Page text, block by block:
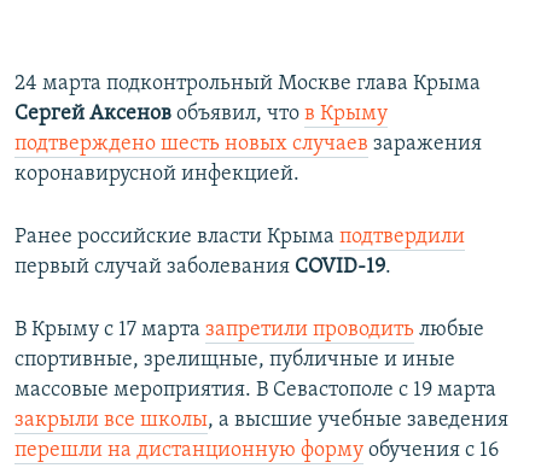
24 марта подконтрольный Москве глава Крыма
Сергей Аксенов объявил, что в Крыму
подтверждено шесть новых случаев заражения
коронавирусной инфекцией.
Ранее российские власти Крыма подтвердили
первый случай заболевания COVID-19.
В Крыму с 17 марта запретили проводить любые
спортивные, зрелищные, публичные и иные
массовые мероприятия. В Севастополе с 19 марта
закрыли все школы, а высшие учебные заведения
перешли на дистанционную форму обучения с 16